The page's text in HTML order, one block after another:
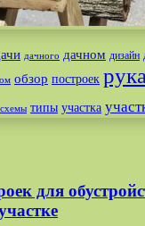
дачного дачном дизайн
обзор построек
схемы типы участка
для